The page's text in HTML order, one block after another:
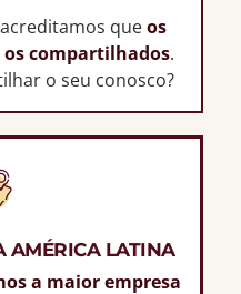
queos
os compartilhados.
o seu conosco?
AMÉRICA LATINA
a maior empresa